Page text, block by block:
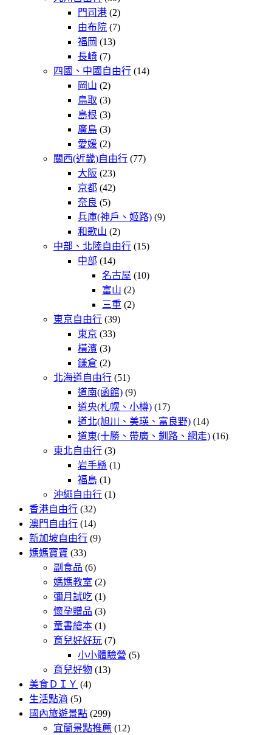
門司港 (2)
由布院 (7)
福岡 (13)
長崎 (7)
四國、中國自由行 (14)
岡山 (2)
鳥取 (3)
島根 (3)
廣島 (3)
愛媛 (2)
關西(近畿)自由行 (77)
大阪 (23)
京都 (42)
奈良 (5)
兵庫(神戶、姬路) (9)
和歌山 (2)
中部、北陸自由行 (15)
中部 (14)
名古屋 (10)
富山 (2)
三重 (2)
東京自由行 (39)
東京 (33)
橫濱 (3)
鎌倉 (2)
北海道自由行 (51)
道南(函館) (9)
道央(札幌、小樽) (17)
道北(旭川、美瑛、富良野) (14)
道東(十勝、帶廣、釧路、網走) (16)
東北自由行 (3)
岩手縣 (1)
福島 (1)
沖繩自由行 (1)
香港自由行 (32)
澳門自由行 (14)
新加坡自由行 (9)
媽媽寶寶 (33)
副食品 (6)
媽媽教室 (2)
彌月試吃 (1)
懷孕贈品 (3)
童書繪本 (1)
育兒好好玩 (7)
小小體驗營 (5)
育兒好物 (13)
美食ＤＩＹ (4)
生活點滴 (5)
國內旅遊景點 (299)
宜蘭景點推薦 (12)